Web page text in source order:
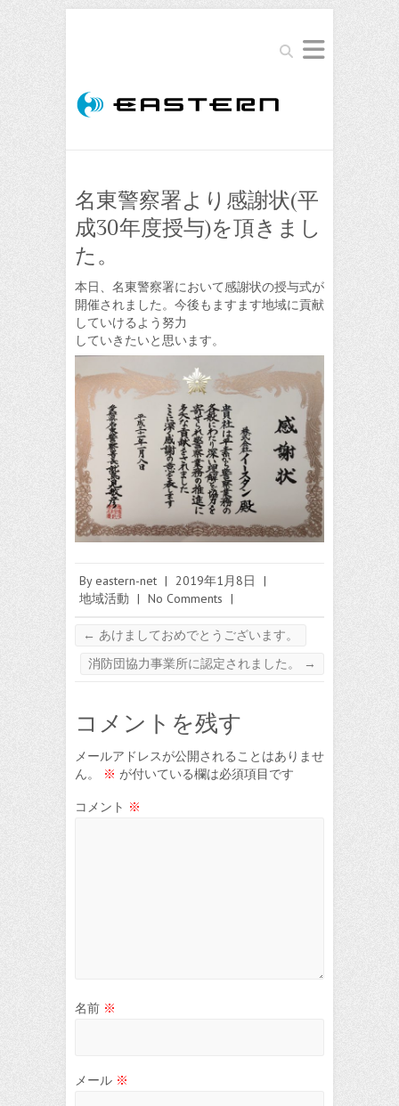
Search
名東警察署より感謝状(平
成30年度授与)を頂きまし
た。
本日、名東警察署において感謝状の授与式が
開催されました。今後もますます地域に貢献
していけるよう努力
していきたいと思います。
Byeastern-net | 2019年1月8日
|
地域活動 | No Comments |
← あけましておめでとうございます。
消防団協力事業所に認定されました。
→
コメントを残す
メールアドレスが公開されることはありませ
ん。
※ が付いている欄は必須項目です
コメント ※
名前 ※
メール ※